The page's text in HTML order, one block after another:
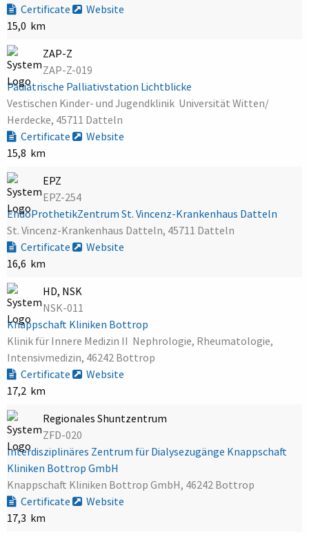
Certificate
Website
15,0 km
ZAP-Z
ZAP-Z-019
Pädiatrische Palliativstation Lichtblicke
Vestischen Kinder- und Jugendklinik  Universität Witten/
Herdecke, 45711 Datteln
Certificate
Website
15,8 km
EPZ
EPZ-254
EndoProthetikZentrum St. Vincenz-Krankenhaus Datteln
St. Vincenz-Krankenhaus Datteln, 45711 Datteln
Certificate
Website
16,6 km
HD, NSK
NSK-011
Knappschaft Kliniken Bottrop
Klinik für Innere Medizin II  Nephrologie, Rheumatologie,
Intensivmedizin, 46242 Bottrop
Certificate
Website
17,2 km
Regionales Shuntzentrum
ZFD-020
Interdisziplinäres Zentrum für Dialysezugänge Knappschaft
Kliniken Bottrop GmbH
Knappschaft Kliniken Bottrop GmbH, 46242 Bottrop
Certificate
Website
17,3 km